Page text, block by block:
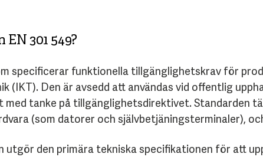
301 549?
specificerar funktionella tillgänglighetskrav för
Den är avsedd att användas vid offentlig
tanke på tillgänglighetsdirektivet. Standarden
(som datorer och självbetjäningsterminaler),
utgör den primära tekniska specifikationen för att